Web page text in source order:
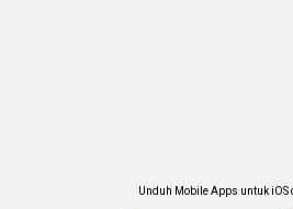
Unduh Mobile Apps untuk iOS